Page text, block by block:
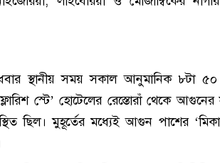
স্থানীয় সময় সকাল আনুমানিক ৮টা ৫০
স্টে’ হোটেলের রেস্তোরাঁ থেকে আগুনের
ছিল। মুহূর্তের মধ্যেই আগুন পাশের